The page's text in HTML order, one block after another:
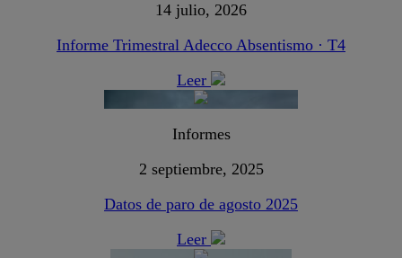
14 julio, 2026
Informe Trimestral Adecco Absentismo · T4
Leer
Informes
2 septiembre, 2025
Datos de paro de agosto 2025
Leer